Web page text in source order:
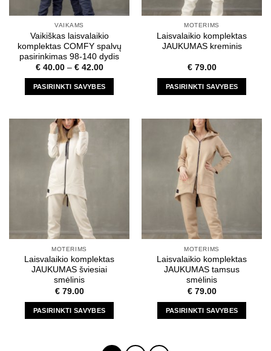
on
the
product
page
the
product
page
VAIKAMS
Vaikiškas laisvalaikio
komplektas COMFY spalvų
pasirinkimas 98-140 dydis
€40.00– €42.00
PASIRINKTI SAVYBES
has
multiple
variants.
The
may
be
chosen
on
the
product
page
MOTERIMS
Laisvalaikio komplektas
JAUKUMAS kreminis
€79.00
PASIRINKTI SAVYBES
has
multiple
variants.
The
options
may
be
chosen
on
the
product
page
MOTERIMS
Laisvalaikio komplektas
JAUKUMAS šviesiai
smėlinis
€79.00
PASIRINKTI SAVYBES
MOTERIMS
Laisvalaikio komplektas
JAUKUMAS tamsus
smėlinis
€79.00
PASIRINKTI SAVYBES